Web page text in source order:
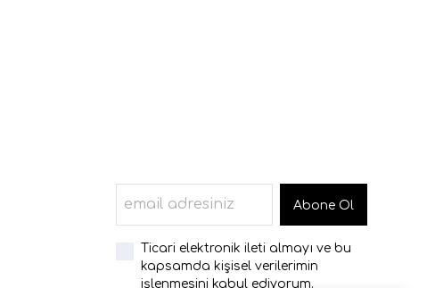
Abone Ol
Ticari elektronik ileti almayı ve bu
kapsamda kişisel verilerimin
işlenmesini kabul ediyorum.